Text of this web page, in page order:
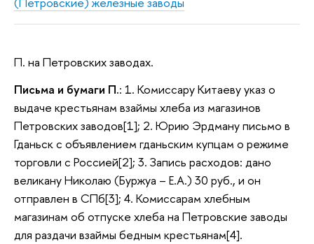
П. на Петровских заводах.
Письма и бумаги П.: 1. Комиссару Китаеву указ о
выдаче крестьянам взаймы хлеба из магазинов
Петровских заводов[1]; 2. Юрию Эрдману письмо в
Гданьск с объявлением гданьским купцам о режиме
торговли с Россией[2]; 3. Запись расходов: дано
великану Николаю (Буржуа – Е.А.) 30 руб., и он
отправлен в СПб[3]; 4. Комиссарам хлебным
магазинам об отпуске хлеба на Петровские заводы
для раздачи взаймы бедным крестьянам[4].